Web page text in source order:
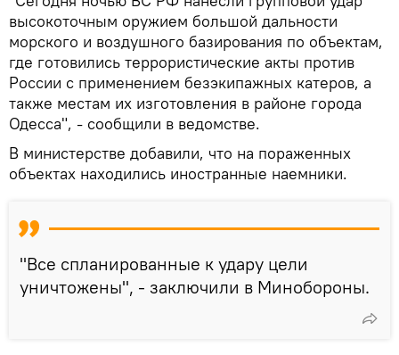
высокоточным оружием большой дальности
морского и воздушного базирования по объектам,
где готовились террористические акты против
России с применением безэкипажных катеров, а
также местам их изготовления в районе города
Одесса", - сообщили в ведомстве.
В министерстве добавили, что на пораженных
объектах находились иностранные наемники.
"Все спланированные к удару цели
уничтожены", - заключили в Минобороны.